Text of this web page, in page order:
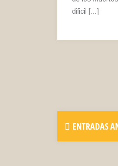
dificil […]
ENTRADAS